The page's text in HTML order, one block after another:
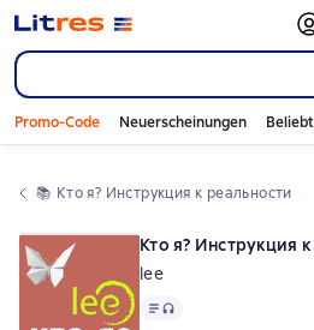
Promo-Code Neuerscheinungen Beliebt
📚 Кто я? Инструкция к реальности
Кто я? Инструкция
lee
Text, Audioformat